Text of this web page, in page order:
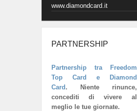
www.diamondcard.it
PARTNERSHIP
Partnership tra Freedom
Top Card e Diamond
Card. Niente rinunce,
concediti di vivere al
meglio le tue giornate.